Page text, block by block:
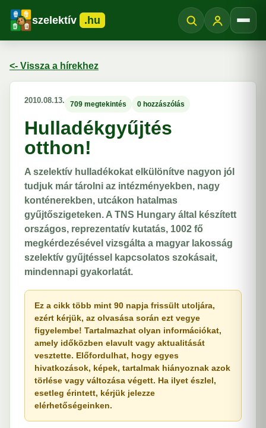
szelektív .hu
<- Vissza a hírekhez
2010.08.13. 709 megtekintés 0 hozzászólás
Hulladékgyűjtés
otthon!
A szelektív hulladékokat elkülönítve nagyon jól
tudjuk már tárolni az intézményekben, nagy
konténerekben, utcákon hatalmas
gyűjtőszigeteken. A TNS Hungary által készített
országos, reprezentatív kutatás, 1002 fő
megkérdezésével vizsgálta a magyar lakosság
szelektív gyűjtéssel kapcsolatos szokásait,
mindennapi gyakorlatát.
Ez a cikk több mint 90 napja frissült utoljára,
ezért kérjük, az olvasása során ezt vegye
figyelembe! Tartalmazhat olyan információkat,
amely időközben elavult vagy aktualitását
vesztette. Előfordulhat, hogy egyes
hivatkozások, képek, tartalmak hiányoznak azok
törlése vagy változása végett. Ha ilyet észlel,
esetleg érintett, kérjük jelezze
elérhetőségeinken.